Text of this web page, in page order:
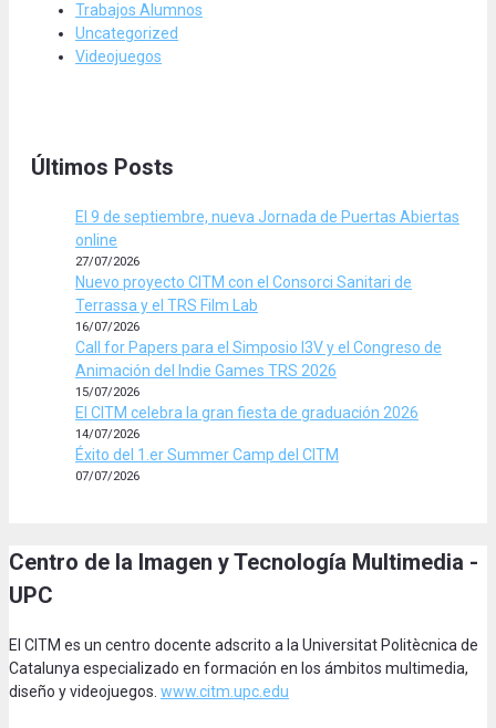
Trabajos Alumnos
Uncategorized
Videojuegos
Últimos Posts
El 9 de septiembre, nueva Jornada de Puertas Abiertas
online
27/07/2026
Nuevo proyecto CITM con el Consorci Sanitari de
Terrassa y el TRS Film Lab
16/07/2026
Call for Papers para el Simposio I3V y el Congreso de
Animación del Indie Games TRS 2026
15/07/2026
El CITM celebra la gran fiesta de graduación 2026
14/07/2026
Éxito del 1.er Summer Camp del CITM
07/07/2026
Centro de la Imagen y Tecnología Multimedia -
UPC
El CITM es un centro docente adscrito a la Universitat Politècnica de
Catalunya especializado en formación en los ámbitos multimedia,
diseño y videojuegos. www.citm.upc.edu